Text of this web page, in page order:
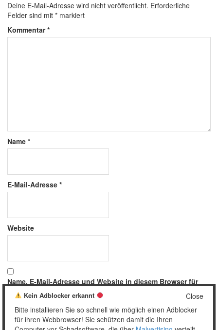
Deine E-Mail-Adresse wird nicht veröffentlicht. Erforderliche
Felder sind mit * markiert
Kommentar*
Name *
E-Mail-Adresse *
Website
Name, E-Mail-Adresse und Website in diesem Browser für
meinen nächsten Kommentar speichern.
Close
Kein Adblocker erkannt
Bitte installieren Sie so schnell wie möglich einen Adblocker
für ihren Webbrowser! Sie schützen damit die Ihren